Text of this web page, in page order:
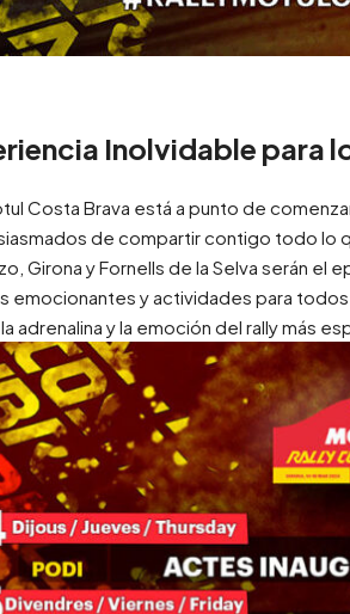
Inolvidable para
Costa Brava está a punto de
de compartir contigo todo
Girona y Fornells de la Selva serán
emocionantes y actividades para
adrenalina y la emoción del rally más